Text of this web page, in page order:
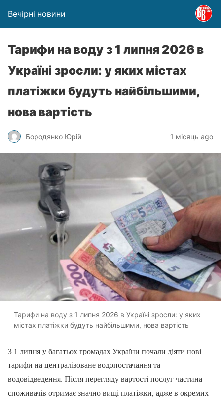
Вечірні новини
Тарифи на воду з 1 липня 2026 в
Україні зросли: у яких містах
платіжки будуть найбільшими,
нова вартість
Бородянко Юрій 1 місяць ago
Тарифи на воду з 1 липня 2026 в Україні зросли: у яких
містах платіжки будуть найбільшими, нова вартість
З 1 липня у багатьох громадах України почали діяти нові
тарифи на централізоване водопостачання та
водовідведення. Після перегляду вартості послуг частина
споживачів отримає значно вищі платіжки, адже в окремих